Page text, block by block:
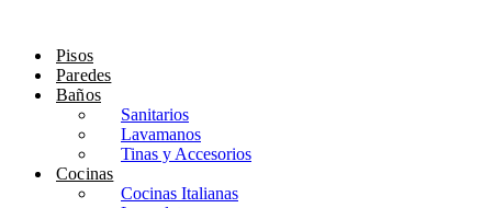
contenidoPisos
Paredes
Baños
Sanitarios
Lavamanos
Tinas y Accesorios
Cocinas
Cocinas Italianas